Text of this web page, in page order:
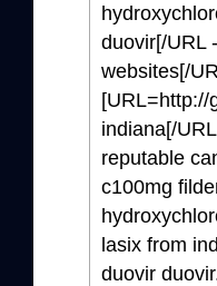
duovir[/URL
websites[/
[URL=http://
indiana[/
reputable
c100mg
lasix from
duovir